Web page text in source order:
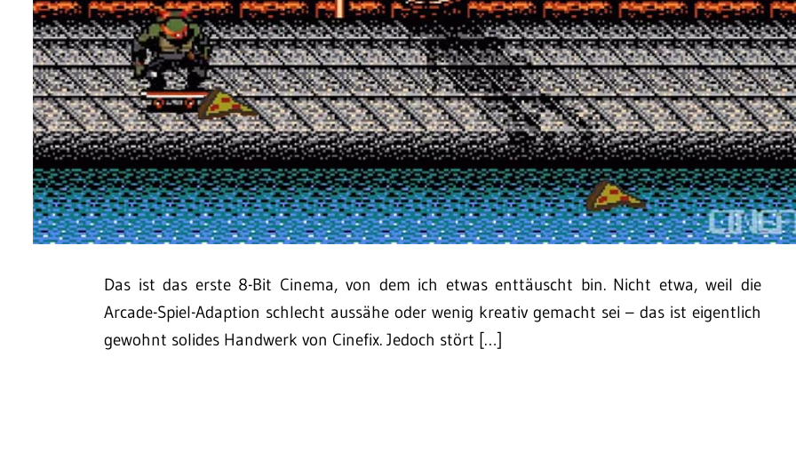
Das ist das erste 8-Bit Cinema, von dem ich etwas enttäuscht bin. Nicht etwa, weil die
Arcade-Spiel-Adaption schlecht aussähe oder wenig kreativ gemacht sei – das ist eigentlich
gewohnt solides Handwerk von Cinefix. Jedoch stört […]